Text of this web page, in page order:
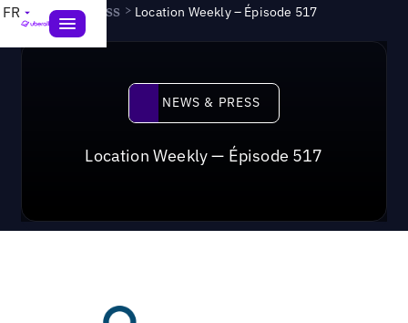
FR News & Press > Location Weekly – Épisode 517
News & Press
NEWS & PRESS
Location Weekly — Épisode 517